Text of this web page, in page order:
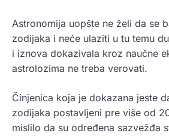
Astronomija uopšte ne želi da se
zodijaka i neće ulaziti u tu temu
i iznova dokazivala kroz naučne
astrolozima ne treba verovati.
Činjenica koja je dokazana jeste
zodijaka postavljeni pre više od
mislilo da su određena sazvežđa